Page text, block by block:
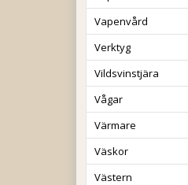
Vapenvård
Verktyg
Vildsvinstjära
Vågar
Värmare
Väskor
Västern